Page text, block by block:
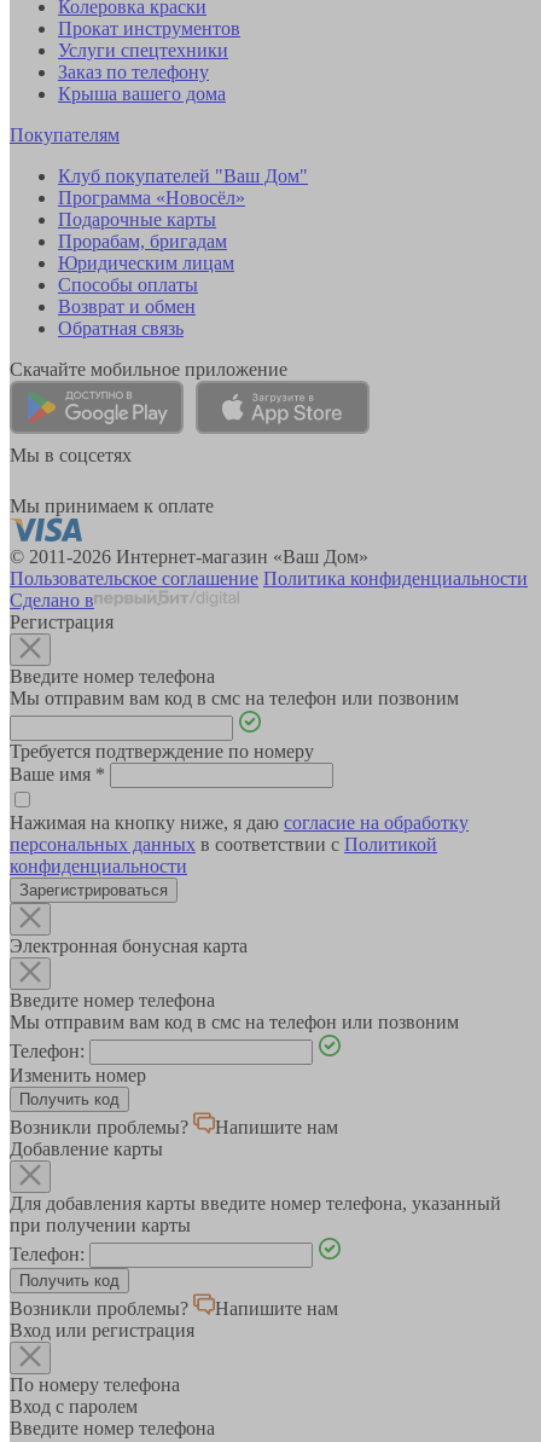
Колеровка краски
Прокат инструментов
Услуги спецтехники
Заказ по телефону
Крыша вашего дома
Покупателям
Клуб покупателей "Ваш Дом"
Программа «Новосёл»
Подарочные карты
Прорабам, бригадам
Юридическим лицам
Способы оплаты
Возврат и обмен
Обратная связь
Скачайте мобильное приложение
Мы в соцсетях
Мы принимаем к оплате
© 2011-2026 Интернет-магазин «Ваш Дом»
Пользовательское соглашение Политика конфиденциальности
Сделано в
Регистрация
Введите номер телефона
Мы отправим вам код в смс на телефон или позвоним
Требуется подтверждение по номеру
Ваше имя *
Нажимая на кнопку ниже, я даю согласие на обработку
персональных данных в соответствии с Политикой
конфиденциальности
Зарегистрироваться
Электронная бонусная карта
Введите номер телефона
Мы отправим вам код в смс на телефон или позвоним
Телефон:
Изменить номер
Возникли проблемы?
Напишите нам
Добавление карты
Для добавления карты введите номер телефона, указанный
при получении карты
Телефон:
Возникли проблемы?
Напишите нам
Вход или регистрация
По номеру телефона
Вход с паролем
Введите номер телефона